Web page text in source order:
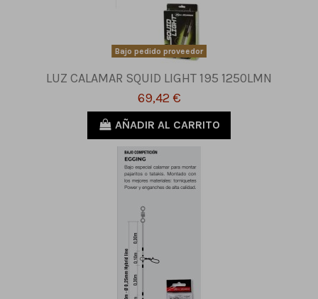
Bajo pedido proveedor
LUZ CALAMAR SQUID LIGHT 195 1250LMN
69,42 €
AÑADIR AL CARRITO